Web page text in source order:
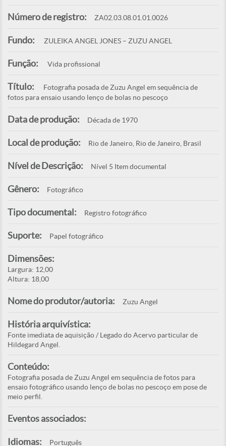
Número de registro: ZA02.03.08.01.01.0026
Fundo: ZULEIKA ANGEL JONES – ZUZU ANGEL
Função: Vida profissional
Título:
Fotografia posada de Zuzu Angel em sequência de
fotos para ensaio usando lenço de bolas no pescoço
Data de produção: Década de 1970
Local de produção: Rio de Janeiro, Rio de Janeiro, Brasil
Nível de Descrição: Nível 5 Item documental
Gênero: Fotográfico
Tipo documental: Registro fotográfico
Suporte: Papel fotográfico
Dimensões:
Largura: 12,00
Altura: 18,00
Nome do produtor/autoria: Zuzu Angel
História arquivística:
Fonte imediata de aquisição / Legado do Acervo particular de
Hildegard Angel.
Conteúdo:
Fotografia posada de Zuzu Angel em sequência de fotos para
ensaio fotográfico usando lenço de bolas no pescoço em pose de
meio perfil.
Eventos associados:
Idiomas: Português